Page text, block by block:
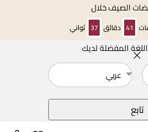
الصيف خلال
41 دقائق 37 ثواني
المفضلة لديك
عربي
تابع